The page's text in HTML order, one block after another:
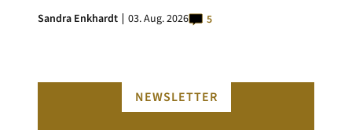
Sandra Enkhardt 03. Aug. 2026 5
NEWSLETTER